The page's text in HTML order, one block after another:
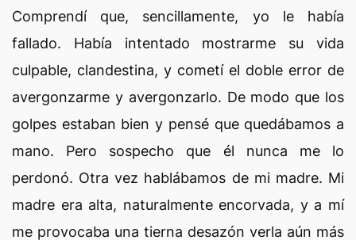
Comprendí que, sencillamente, yo le había
fallado. Había intentado mostrarme su vida
culpable, clandestina, y cometí el doble error de
avergonzarme y avergonzarlo. De modo que los
golpes estaban bien y pensé que quedábamos a
mano. Pero sospecho que él nunca me lo
perdonó. Otra vez hablábamos de mi madre. Mi
madre era alta, naturalmente encorvada, y a mí
me provocaba una tierna desazón verla aún más